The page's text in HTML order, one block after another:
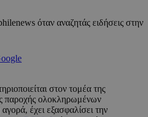
όταν αναζητάς ειδήσεις στην
στον τομέα της
παροχής ολοκληρωμένων
έχει εξασφαλίσει την